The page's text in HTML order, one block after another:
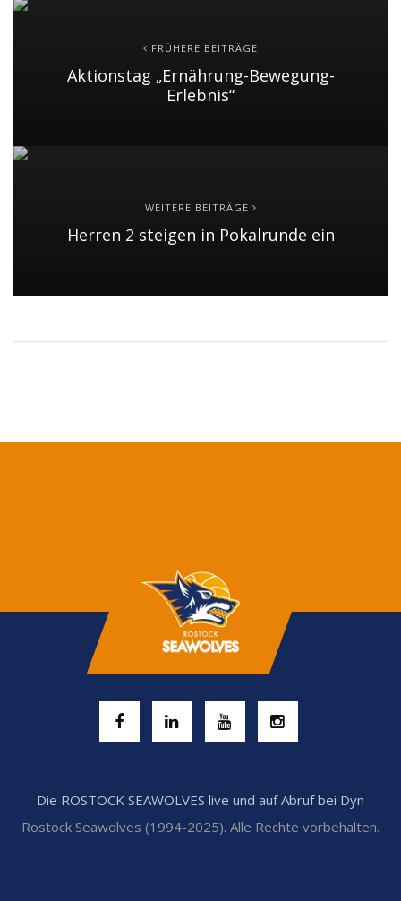
FRÜHERE BEITRÄGE
Aktionstag „Ernährung-Bewegung-
Erlebnis“
WEITERE BEITRÄGE
Herren 2 steigen in Pokalrunde ein
Die ROSTOCK SEAWOLVES live und auf Abruf bei Dyn
Rostock Seawolves (1994-2025). Alle Rechte vorbehalten.